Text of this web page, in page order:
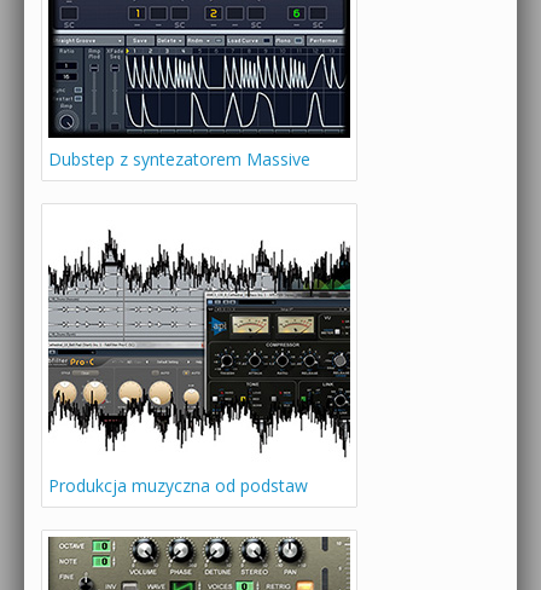
Dubstep z syntezatorem Massive
Produkcja muzyczna od podstaw